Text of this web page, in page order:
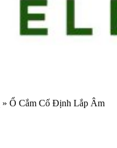
» Ổ Cắm Cố Định Lắp Âm